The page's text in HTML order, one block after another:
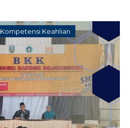
Kompetensi Keahlian